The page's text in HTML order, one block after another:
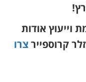
אודות
קרוספיירצרו